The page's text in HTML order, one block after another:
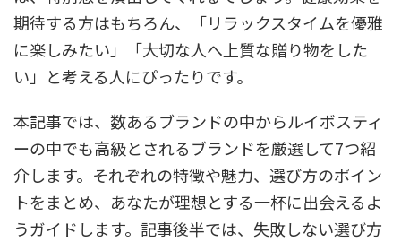
期待する方はもちろん、「リラックスタイムを優雅
に楽しみたい」「大切な人へ上質な贈り物をした
い」と考える人にぴったりです。
本記事では、数あるブランドの中からルイボスティ
ーの中でも高級とされるブランドを厳選して7つ紹
介します。それぞれの特徴や魅力、選び方のポイン
トをまとめ、あなたが理想とする一杯に出会えるよ
うガイドします。記事後半では、失敗しない選び方